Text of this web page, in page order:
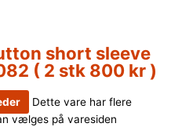
short sleeve
( 2 stk 800 kr )
Dette vare har flere
vælges på varesiden